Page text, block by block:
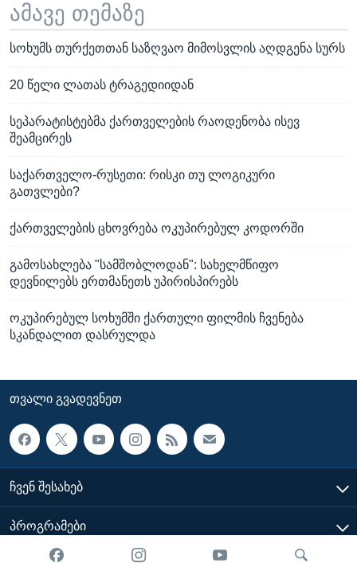
ამავე თემაზე
სოხუმს თურქეთთან საზღვაო მიმოსვლის აღდგენა სურს
20 წელი ლათას ტრაგედიიდან
სეპარატისტებმა ქართველების რაოდენობა ისევ
შეამცირეს
საქართველო-რუსეთი: რისკი თუ ლოგიკური
გათვლები?
ქართველების ცხოვრება ოკუპირებულ კოდორში
გამოსახლება "სამშობლოდან": სახელმწიფო
დევნილებს ერთმანეთს უპირისპირებს
ოკუპირებულ სოხუმში ქართული ფილმის ჩვენება
სკანდალით დასრულდა
ᲗᲕᲐᲚᲘ ᲒᲕᲐᲓᲔᲕᲜᲔᲗ
ᲩᲕᲔᲜ ᲨᲔᲡᲐᲮᲔᲑ
ᲞᲠᲝᲒᲠᲐᲛᲔᲑᲘ